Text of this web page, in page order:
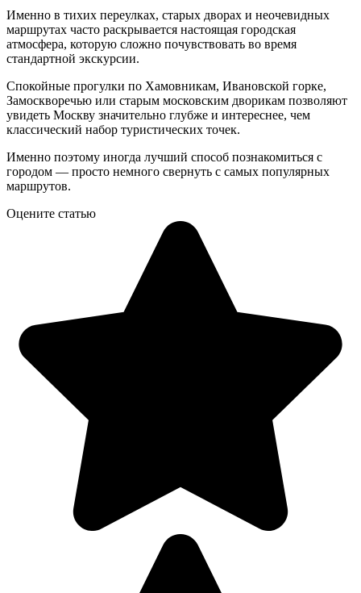
Именно в тихих переулках, старых дворах и неочевидных
маршрутах часто раскрывается настоящая городская
атмосфера, которую сложно почувствовать во время
стандартной экскурсии.
Спокойные прогулки по Хамовникам, Ивановской горке,
Замоскворечью или старым московским дворикам позволяют
увидеть Москву значительно глубже и интереснее, чем
классический набор туристических точек.
Именно поэтому иногда лучший способ познакомиться с
городом — просто немного свернуть с самых популярных
маршрутов.
Оцените статью